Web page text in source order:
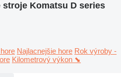
stroje Komatsu D series
Najlacnejšie hore Rok výroby -
Kilometrový výkon ⬊